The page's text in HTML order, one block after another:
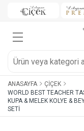
ANASAYFA
ÇIÇEK
WORLD BEST TEACHER
KUPA & MELEK KOLYE &
SETI